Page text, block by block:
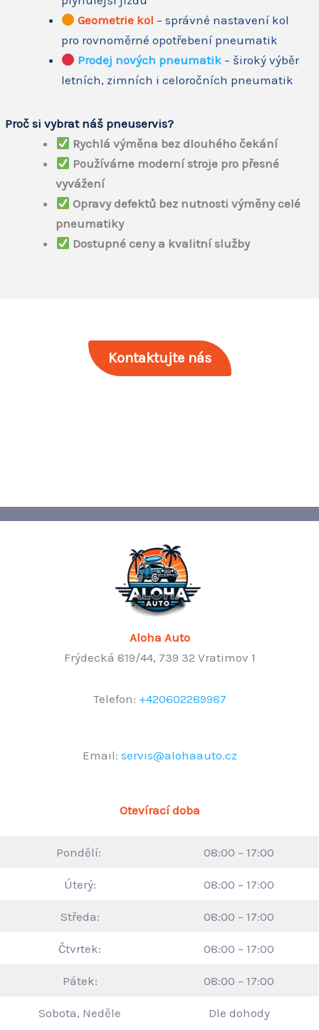
Geometrie kol – správné nastavení kol
pro rovnoměrné opotřebení pneumatik
Prodej nových pneumatik – široký výběr
letních, zimních i celoročních pneumatik
Proč si vybrat náš pneuservis?
Rychlá výměna bez dlouhého čekání
Používáme moderní stroje pro přesné
vyvážení
Opravy defektů bez nutnosti výměny celé
pneumatiky
Dostupné ceny a kvalitní služby
Kontaktujte nás
Aloha Auto
Frýdecká 819/44, 739 32 Vratimov 1
Telefon: +420602289987
Email: servis@alohaauto.cz
Otevírací doba
Pondělí: 08:00 – 17:00
Úterý: 08:00 – 17:00
Středa: 08:00 – 17:00
Čtvrtek: 08:00 – 17:00
Pátek: 08:00 – 17:00
Sobota, Neděle Dle dohody